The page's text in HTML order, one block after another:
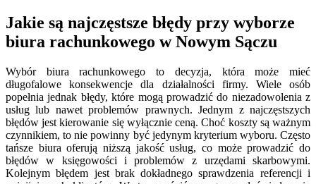
Jakie są najczęstsze błędy przy wyborze
biura rachunkowego w Nowym Sączu
Wybór biura rachunkowego to decyzja, która może mieć
długofalowe konsekwencje dla działalności firmy. Wiele osób
popełnia jednak błędy, które mogą prowadzić do niezadowolenia z
usług lub nawet problemów prawnych. Jednym z najczęstszych
błędów jest kierowanie się wyłącznie ceną. Choć koszty są ważnym
czynnikiem, to nie powinny być jedynym kryterium wyboru. Często
tańsze biura oferują niższą jakość usług, co może prowadzić do
błędów w księgowości i problemów z urzędami skarbowymi.
Kolejnym błędem jest brak dokładnego sprawdzenia referencji i